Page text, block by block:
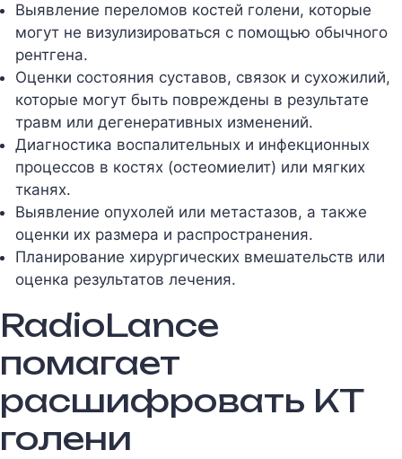
Выявление переломов костей голени, которые
могут не визулизироваться с помощью обычного
рентгена.
Оценки состояния суставов, связок и сухожилий,
которые могут быть повреждены в результате
травм или дегенеративных изменений.
Диагностика воспалительных и инфекционных
процессов в костях (остеомиелит) или мягких
тканях.
Выявление опухолей или метастазов, а также
оценки их размера и распространения.
Планирование хирургических вмешательств или
оценка результатов лечения.
RadioLance
помагает
расшифровать КТ
голени